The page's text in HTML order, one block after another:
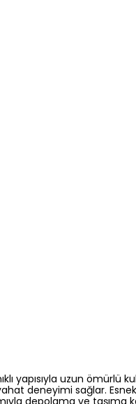
yapısıyla uzun ömürlü
deneyimi sağlar.